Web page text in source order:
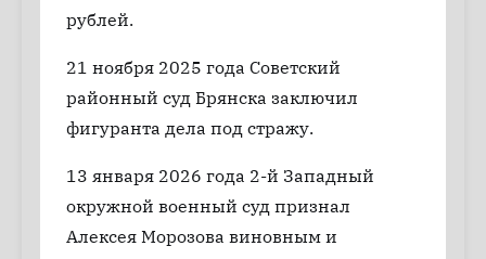
рублей.
21 ноября 2025 года Советский
районный суд Брянска заключил
фигуранта дела под стражу.
13 января 2026 года 2-й Западный
окружной военный суд признал
Алексея Морозова виновным и